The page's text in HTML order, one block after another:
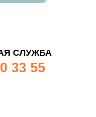
СЛУЖБА
33 55